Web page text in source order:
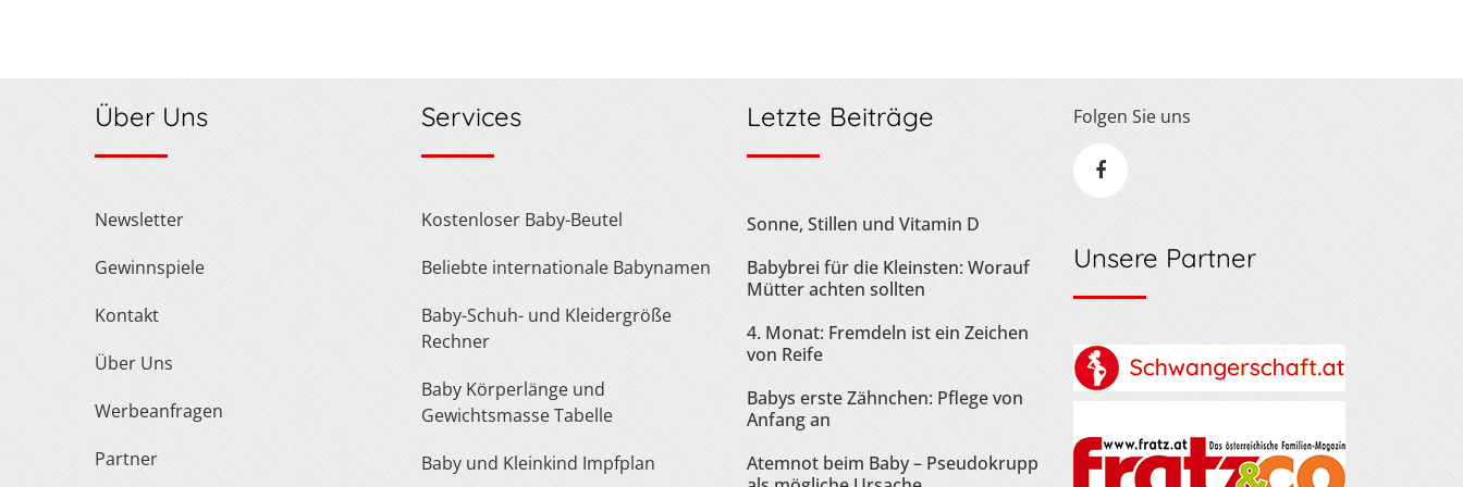
Über Uns
Newsletter
Gewinnspiele
Kontakt
Über Uns
Werbeanfragen
Partner
Services
Kostenloser Baby-Beutel
Beliebte internationale Babynamen
Baby-Schuh- und Kleidergröße
Rechner
Baby Körperlänge und
Gewichtsmasse Tabelle
Baby und Kleinkind Impfplan
Letzte Beiträge
Sonne, Stillen und Vitamin D
Babybrei für die Kleinsten: Worauf
Mütter achten sollten
4. Monat: Fremdeln ist ein Zeichen
von Reife
Babys erste Zähnchen: Pflege von
Anfang an
Atemnot beim Baby – Pseudokrupp
Folgen Sie uns
Unsere Partner